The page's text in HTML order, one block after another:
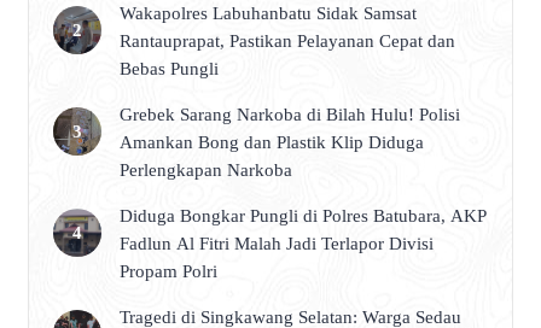
Wakapolres Labuhanbatu Sidak Samsat
Rantauprapat, Pastikan Pelayanan Cepat dan
Bebas Pungli
Grebek Sarang Narkoba di Bilah Hulu! Polisi
Amankan Bong dan Plastik Klip Diduga
Perlengkapan Narkoba
Diduga Bongkar Pungli di Polres Batubara, AKP
Fadlun Al Fitri Malah Jadi Terlapor Divisi
Propam Polri
Tragedi di Singkawang Selatan: Warga Sedau